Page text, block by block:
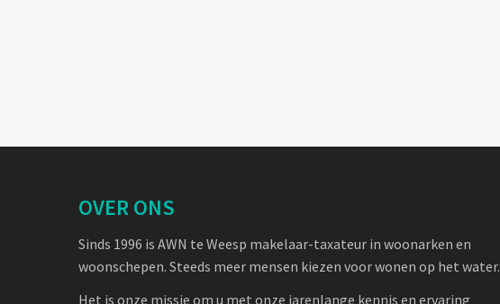
OVER ONS
Sinds 1996 is AWN te Weesp makelaar-taxateur in woonarken en
woonschepen. Steeds meer mensen kiezen voor wonen op het water.
Het is onze missie om u met onze jarenlange kennis en ervaring